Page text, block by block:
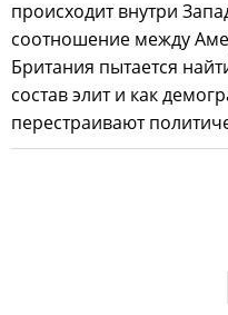
происходит внутри
соотношение между
Британия пытается
состав элит и как
перестраивают